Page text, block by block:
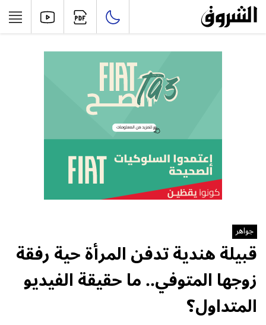
جواهر
قبيلة هندية تدفن المرأة حية رفقة
زوجها المتوفي.. ما حقيقة الفيديو
المتداول؟